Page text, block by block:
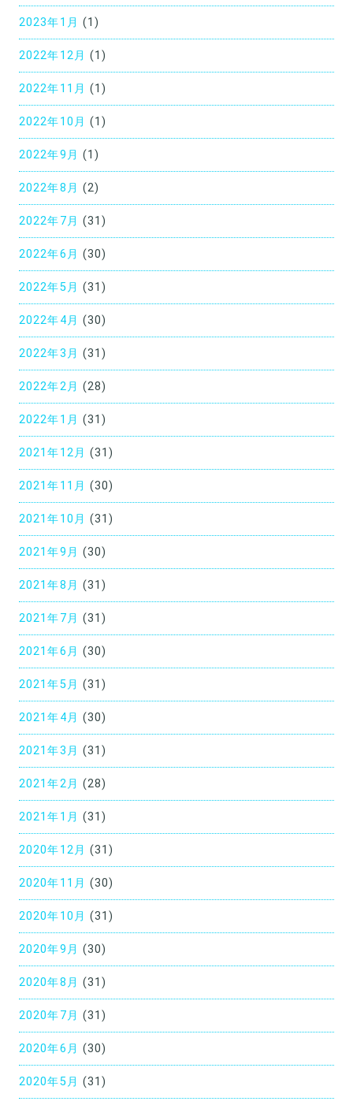
2023年1月 (1)
2022年12月 (1)
2022年11月 (1)
2022年10月 (1)
2022年9月 (1)
2022年8月 (2)
2022年7月 (31)
2022年6月 (30)
2022年5月 (31)
2022年4月 (30)
2022年3月 (31)
2022年2月 (28)
2022年1月 (31)
2021年12月 (31)
2021年11月 (30)
2021年10月 (31)
2021年9月 (30)
2021年8月 (31)
2021年7月 (31)
2021年6月 (30)
2021年5月 (31)
2021年4月 (30)
2021年3月 (31)
2021年2月 (28)
2021年1月 (31)
2020年12月 (31)
2020年11月 (30)
2020年10月 (31)
2020年9月 (30)
2020年8月 (31)
2020年7月 (31)
2020年6月 (30)
2020年5月 (31)